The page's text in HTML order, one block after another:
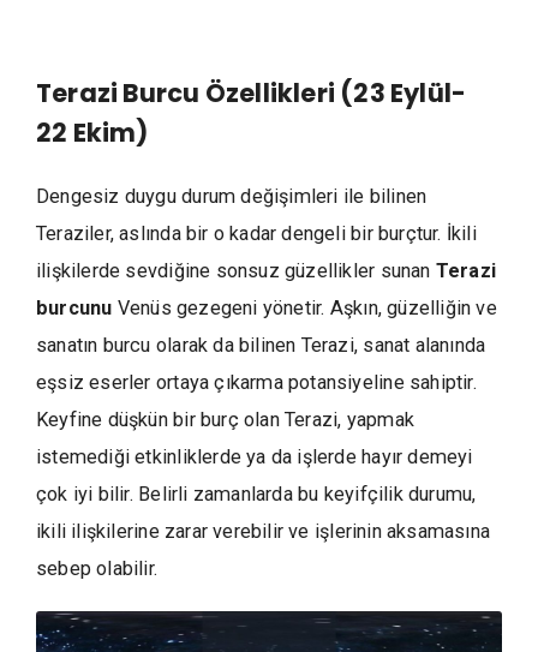
Terazi Burcu Özellikleri (23 Eylül-
22 Ekim)
Dengesiz duygu durum değişimleri ile bilinen
Teraziler, aslında bir o kadar dengeli bir burçtur. İkili
ilişkilerde sevdiğine sonsuz güzellikler sunan Terazi
burcunu Venüs gezegeni yönetir. Aşkın, güzelliğin ve
sanatın burcu olarak da bilinen Terazi, sanat alanında
eşsiz eserler ortaya çıkarma potansiyeline sahiptir.
Keyfine düşkün bir burç olan Terazi, yapmak
istemediği etkinliklerde ya da işlerde hayır demeyi
çok iyi bilir. Belirli zamanlarda bu keyifçilik durumu,
ikili ilişkilerine zarar verebilir ve işlerinin aksamasına
sebep olabilir.